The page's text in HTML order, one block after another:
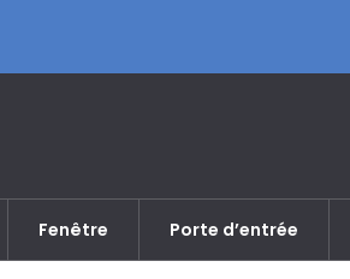
Fenêtre Porte d’entrée